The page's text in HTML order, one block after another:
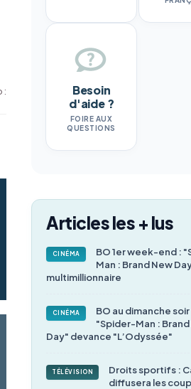
:
Besoin
d'aide ?
FOIRE AUX
QUESTIONS
Articles les + lus
CINÉMA
BO 1er week-end :
Man : Brand New
multimillionnaire
CINÉMA
BO au dimanche soir
"Spider-Man :
Day" devance "L’Odyssée"
TÉLÉVISION
Droits sportifs :
diffusera les